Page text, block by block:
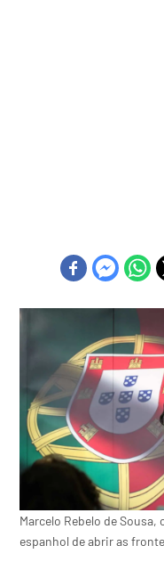
Marcelo Rebelo de
espanhol de abrir as